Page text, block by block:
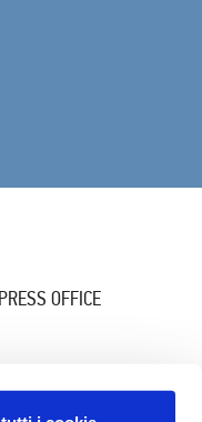
PRESS OFFICE